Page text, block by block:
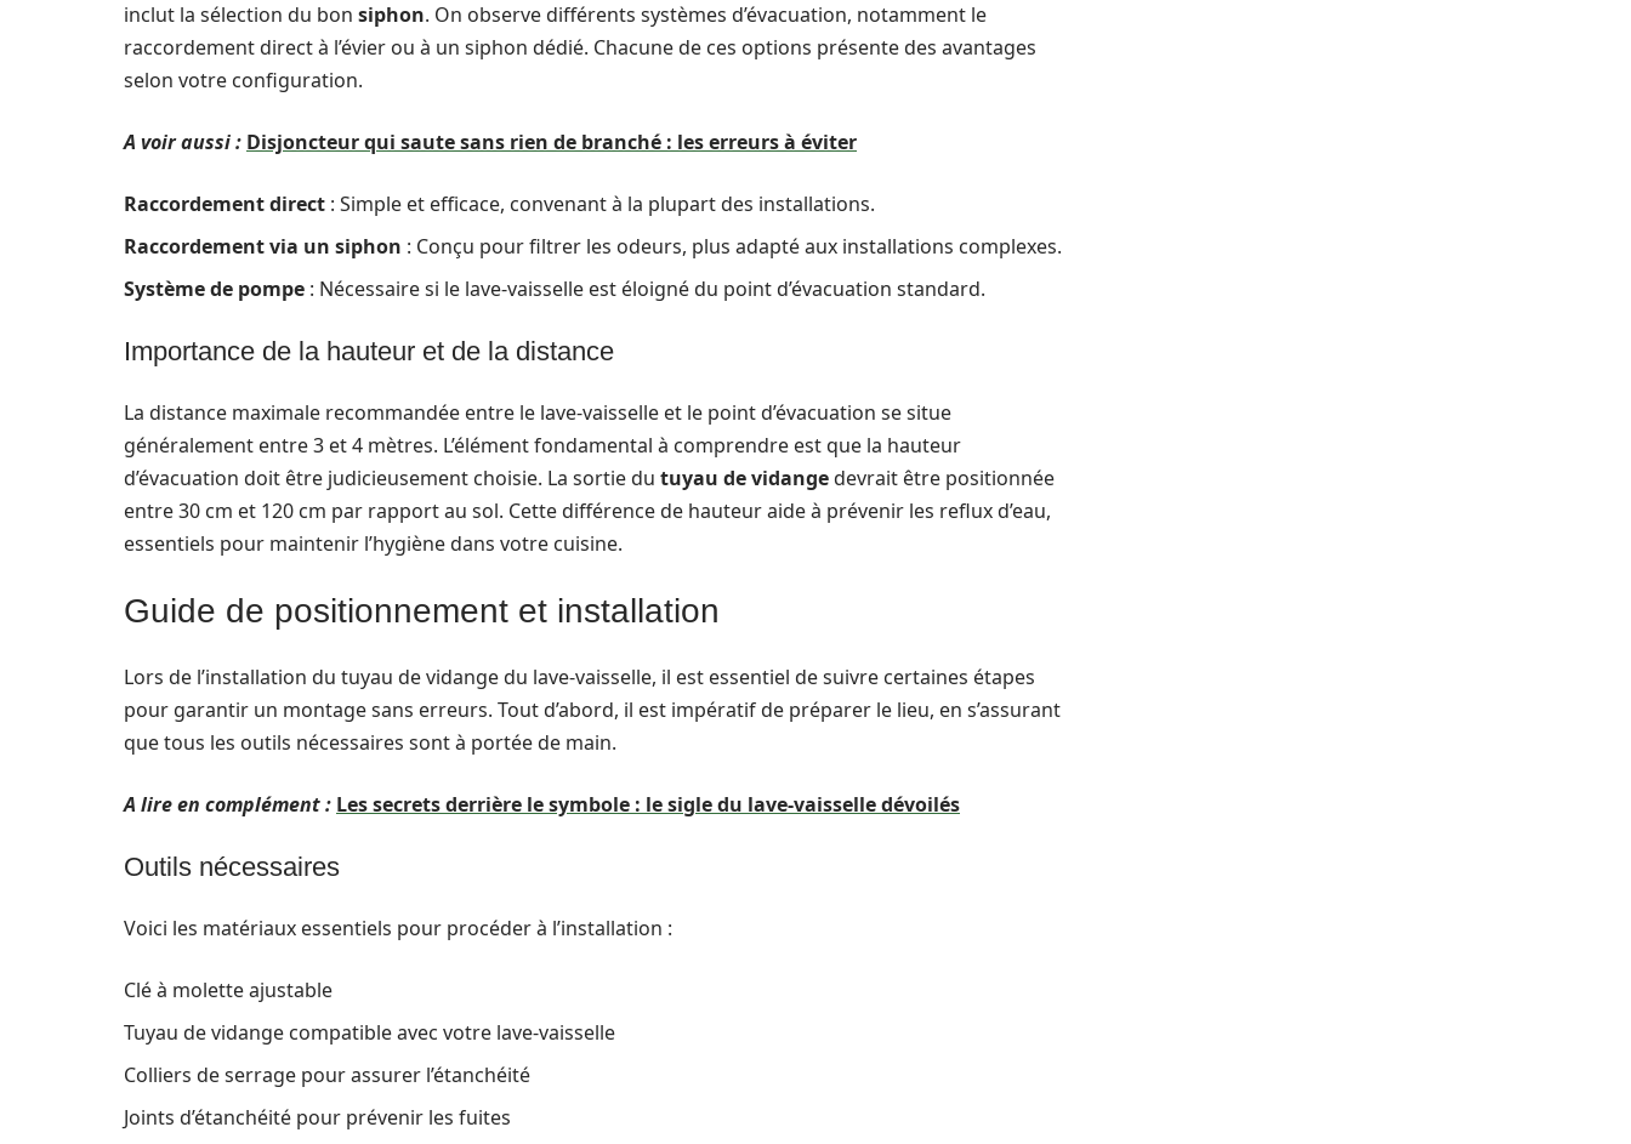
inclut la sélection du bon siphon. On observe différents systèmes d’évacuation, notamment le
raccordement direct à l’évier ou à un siphon dédié. Chacune de ces options présente des avantages
selon votre configuration.
A voir aussi : Disjoncteur qui saute sans rien de branché : les erreurs à éviter
Raccordement direct : Simple et efficace, convenant à la plupart des installations.
Raccordement via un siphon : Conçu pour filtrer les odeurs, plus adapté aux installations complexes.
Système de pompe : Nécessaire si le lave-vaisselle est éloigné du point d’évacuation standard.
Importance de la hauteur et de la distance
La distance maximale recommandée entre le lave-vaisselle et le point d’évacuation se situe
généralement entre 3 et 4 mètres. L’élément fondamental à comprendre est que la hauteur
d’évacuation doit être judicieusement choisie. La sortie du tuyau de vidangedevrait être positionnée
entre 30 cm et 120 cm par rapport au sol. Cette différence de hauteur aide à prévenir les reflux d’eau,
essentiels pour maintenir l’hygiène dans votre cuisine.
Guide de positionnement et installation
Lors de l’installation du tuyau de vidange du lave-vaisselle, il est essentiel de suivre certaines étapes
pour garantir un montage sans erreurs. Tout d’abord, il est impératif de préparer le lieu, en s’assurant
que tous les outils nécessaires sont à portée de main.
A lire en complément : Les secrets derrière le symbole : le sigle du lave-vaisselle dévoilés
Outils nécessaires
Voici les matériaux essentiels pour procéder à l’installation :
Clé à molette ajustable
Tuyau de vidange compatible avec votre lave-vaisselle
Colliers de serrage pour assurer l’étanchéité
Joints d’étanchéité pour prévenir les fuites